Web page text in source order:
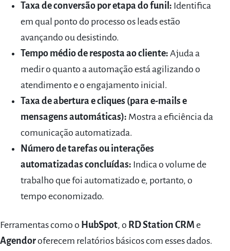
Taxa de conversão por etapa do funil: Identifica
em qual ponto do processo os leads estão
avançando ou desistindo.
Tempo médio de resposta ao cliente: Ajuda a
medir o quanto a automação está agilizando o
atendimento e o engajamento inicial.
Taxa de abertura e cliques (para e-mails e
mensagens automáticas): Mostra a eficiência da
comunicação automatizada.
Número de tarefas ou interações
automatizadas concluídas: Indica o volume de
trabalho que foi automatizado e, portanto, o
tempo economizado.
Ferramentas como o HubSpot, o RD Station CRM e
Agendoroferecem relatórios básicos com esses dados.